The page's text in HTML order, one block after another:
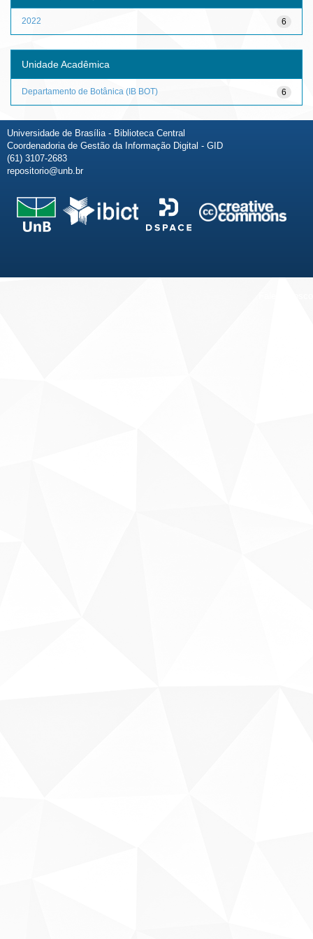
6
2022
Unidade Acadêmica
6
Departamento de Botânica (IB BOT)
Universidade de Brasília - Biblioteca Central
Coordenadoria de Gestão da Informação Digital - GID
(61) 3107-2683
repositorio@unb.br